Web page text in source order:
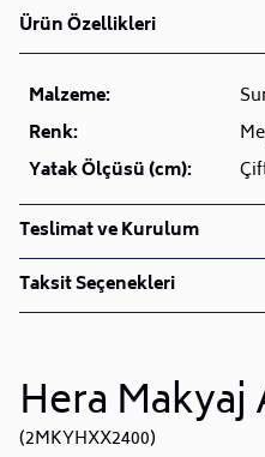
Ürün Özellikleri
Malzeme:
Renk:
Yatak Ölçüsü (cm):
Teslimat ve Kurulum
Teslimat ve Kurulum
• Siparişlerinizi aldıktan
•Kargo süreçlerimizi güçlü
destekleyerek, teslimatı
gerçekleştiriyoruz.
Taksit Seçenekleri
Taksit Sayısı
Hera Makyaj
(2MKYHXX2400)